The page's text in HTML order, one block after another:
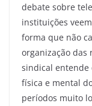
debate sobre
instituições
forma que não
organização
sindical entende
física e mental
períodos muito